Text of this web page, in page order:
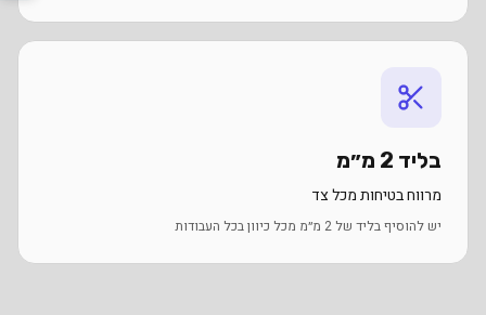
בליד 2 מ״מ
מרווח בטיחות מכל צד
יש להוסיף בליד של 2 מ״מ מכל כיוון בכל העבודות